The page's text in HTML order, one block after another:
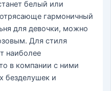
белый или
гармоничный
для девочки, можно
Для стиля
наиболее
в компании с ними
безделушек и